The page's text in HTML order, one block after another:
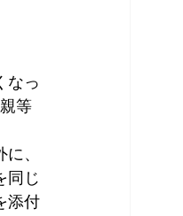
なっ
等
、
同じ
添付